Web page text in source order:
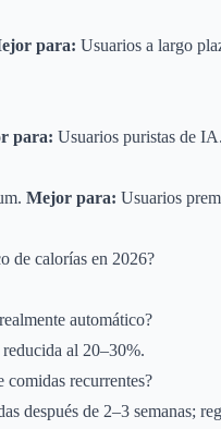
para: Usuarios a largo
para: Usuarios puristas de IA.
Mejor para: Usuarios
de calorías en 2026?
automático?
al 20–30%.
recurrentes?
después de 2–3 semanas;